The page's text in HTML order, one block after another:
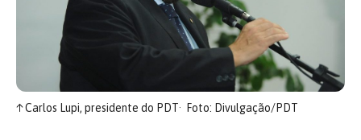
↑Carlos Lupi, presidente do PDT Foto: Divulgação/PDT